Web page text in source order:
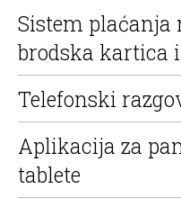
Sistem plaćanja
brodska kartica
Telefonski
Aplikacija za
tablete